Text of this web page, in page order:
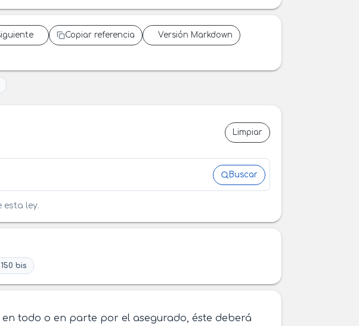
Copiar referencia Versión Markdown
Limpiar
Buscar
esta ley.
bis
en todo o en parte por el asegurado, éste deberá